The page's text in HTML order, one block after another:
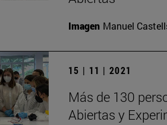
Imagen Manuel
15 | 11 | 2021
Más de 130
Abiertas y